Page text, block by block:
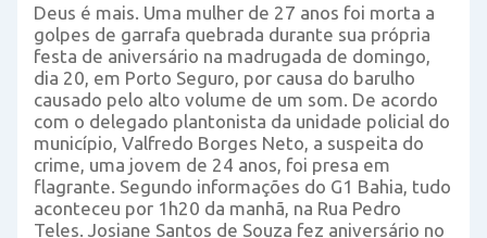
Deus é mais. Uma mulher de 27 anos foi morta a
golpes de garrafa quebrada durante sua própria
festa de aniversário na madrugada de domingo,
dia 20, em Porto Seguro, por causa do barulho
causado pelo alto volume de um som. De acordo
com o delegado plantonista da unidade policial do
município, Valfredo Borges Neto, a suspeita do
crime, uma jovem de 24 anos, foi presa em
flagrante. Segundo informações do G1 Bahia, tudo
aconteceu por 1h20 da manhã, na Rua Pedro
Teles. Josiane Santos de Souza fez aniversário no